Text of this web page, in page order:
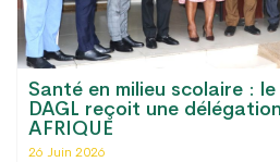
Santé en milieu scolaire :
DAGL reçoit une
AFRIQUE
26 Juin 2026